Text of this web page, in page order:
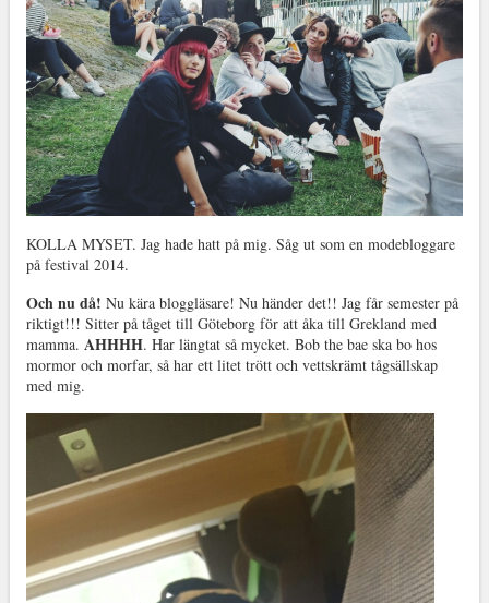
KOLLA MYSET. Jag hade hatt på mig. Såg ut som en modebloggare
på festival 2014.
Och nu då! Nu kära bloggläsare! Nu händer det!! Jag får semester på
riktigt!!! Sitter på tåget till Göteborg för att åka till Grekland med
mamma. AHHHH. Har längtat så mycket. Bob the bae ska bo hos
mormor och morfar, så har ett litet trött och vettskrämt tågsällskap
med mig.